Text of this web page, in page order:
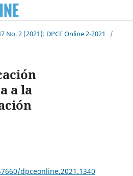
No. 2 (2021): DPCE Online 2-2021
/
a la
dpceonline.2021.1340